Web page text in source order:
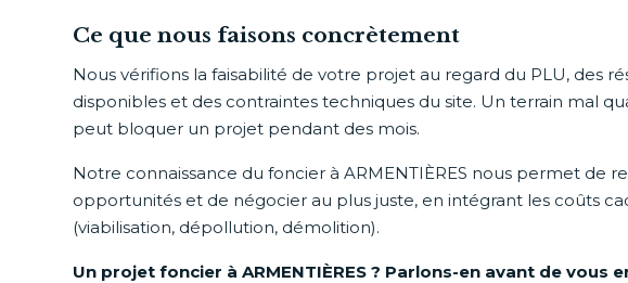
Ce que nous faisons concrètement
Nous vérifions la faisabilité de votre projet au regard du PLU, des
disponibles et des contraintes techniques du site. Un terrain mal
peut bloquer un projet pendant des mois.
Notre connaissance du foncier à ARMENTIÈRES nous permet de
opportunités et de négocier au plus juste, en intégrant les coûts
(viabilisation, dépollution, démolition).
Un projet foncier à ARMENTIÈRES ? Parlons-en avant de vous